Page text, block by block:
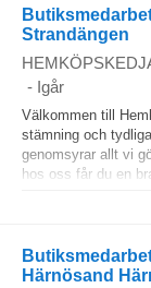
Strandängen
- Igår
Välkommen till
stämning och
genomsyrar allt vi
hos oss får du en
Härnösand